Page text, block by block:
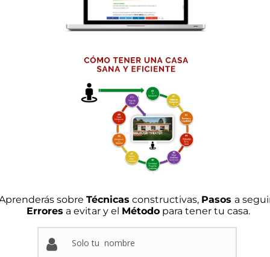
sobre Técnicas constructivas, Pasos a
Errores a evitar y el Métodopara tener tu casa.